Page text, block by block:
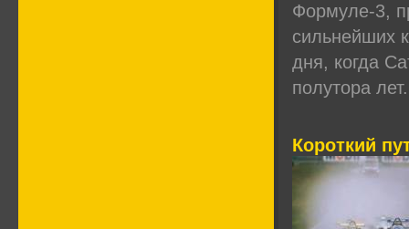
Формуле-3,
сильнейших
дня, когда
полутора лет.
Короткий